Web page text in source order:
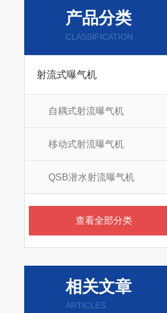
产品分类
CLASSIFICATION
射流式曝气机
自耦式射流曝气机
移动式射流曝气机
QSB潜水射流曝气机
查看全部分类
相关文章
ARTICLES